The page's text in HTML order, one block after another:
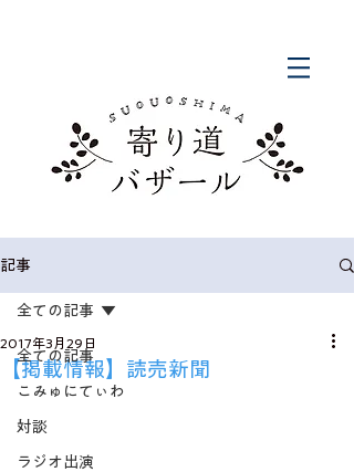
記事
全ての記事
こみゅにてぃわ
対談
ラジオ出演
全ての記事
【掲載情報】読売新聞
2017年3月29日